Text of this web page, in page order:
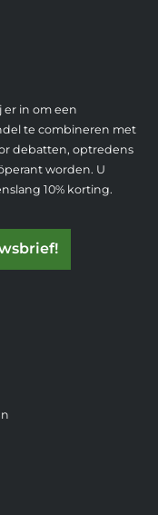
er in om een
te combineren met
debatten, optredens
worden. U
10% korting.